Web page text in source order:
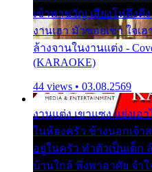
เข้าพาขวัญ เสียงโห่ตึงตึ
งานเฮา มัวซอยเขา ใจ
ล้างจานในงานแต่ง -
(KARAOKE)
44 views • 03.08.2569
งานแต่ง เขาแซง แย่งเ
ในห้องครัว ข้างนอกเจ้า
อยู่ในครัว ทำตัวเป็นเด็ก
บ้านใกล้ พึ่งพาอาศัย จำใ